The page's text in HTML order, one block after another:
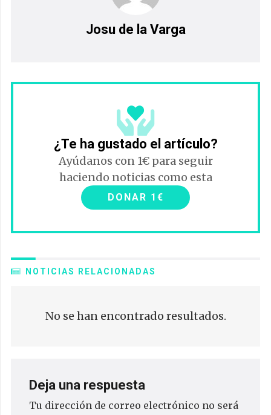
Josu de la Varga
¿Te ha gustado el artículo?
Ayúdanos con 1€ para seguir
haciendo noticias como esta
DONAR 1€
NOTICIAS RELACIONADAS
No se han encontrado resultados.
Deja una respuesta
Tu dirección de correo electrónico no será